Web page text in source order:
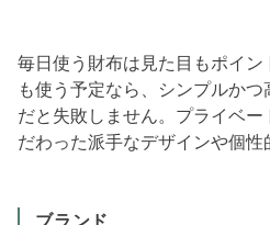
毎日使う財布は見た目もポイ
も使う予定なら、シンプルか
だと失敗しません。プライベ
だわった派手なデザインや個性
ブランド